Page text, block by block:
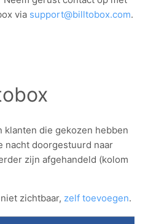
via support@billtobox.com.
klanten die gekozen hebben
nacht doorgestuurd naar
zijn afgehandeld (kolom
zichtbaar, zelf toevoegen.